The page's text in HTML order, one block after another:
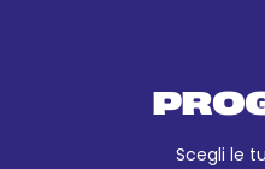
Scegli le